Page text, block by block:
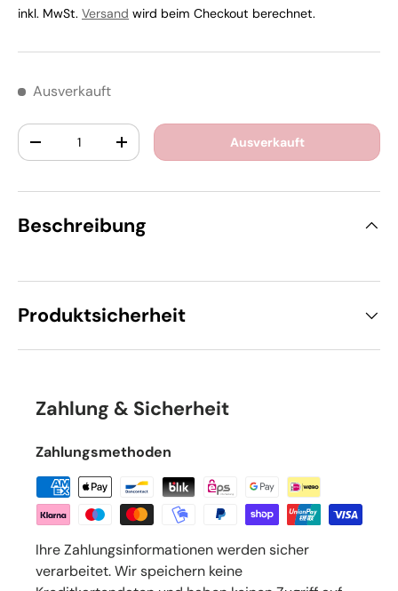
inkl. MwSt. Versand wird beim Checkout berechnet.
Ausverkauft
Anzahl
-
+ Ausverkauft
Beschreibung
Produktsicherheit
Zahlung & Sicherheit
Zahlungsmethoden
Ihre Zahlungsinformationen werden sicher
verarbeitet. Wir speichern keine